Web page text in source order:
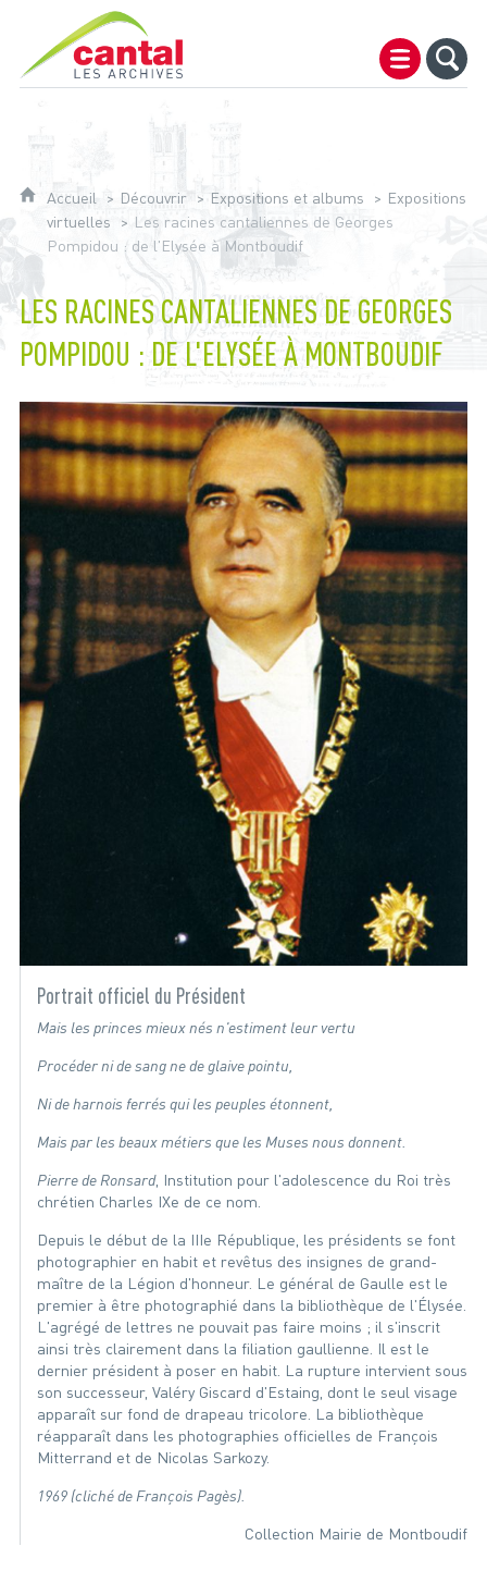
Archives du Cantal
Accueil Découvrir Expositions et albums
Expositions
virtuelles
Les racines cantaliennes de Georges
Pompidou : de l'Elysée à Montboudif
LES RACINES CANTALIENNES DE GEORGES
POMPIDOU : DE L'ELYSÉE À MONTBOUDIF
Portrait officiel du Président
Mais les princes mieux nés n'estiment leur vertu
Procéder ni de sang ne de glaive pointu,
Ni de harnois ferrés qui les peuples étonnent,
Mais par les beaux métiers que les Muses nous donnent.
Pierre de Ronsard, Institution pour l'adolescence du Roi très
chrétien Charles IXe de ce nom.
Depuis le début de la IIIe République, les présidents se font
photographier en habit et revêtus des insignes de grand-
maître de la Légion d'honneur. Le général de Gaulle est le
premier à être photographié dans la bibliothèque de l'Élysée.
L'agrégé de lettres ne pouvait pas faire moins ; il s'inscrit
ainsi très clairement dans la filiation gaullienne. Il est le
dernier président à poser en habit. La rupture intervient sous
son successeur, Valéry Giscard d'Estaing, dont le seul visage
apparaît sur fond de drapeau tricolore. La bibliothèque
réapparaît dans les photographies officielles de François
Mitterrand et de Nicolas Sarkozy.
1969 (cliché de François Pagès).
Collection Mairie de Montboudif